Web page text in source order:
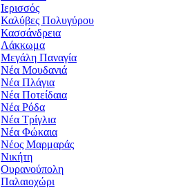
Ιερισσός
Καλύβες Πολυγύρου
Κασσάνδρεια
Λάκκωμα
Μεγάλη Παναγία
Νέα Μουδανιά
Νέα Πλάγια
Νέα Ποτείδαια
Νέα Ρόδα
Νέα Τρίγλια
Νέα Φώκαια
Νέος Μαρμαράς
Νικήτη
Ουρανούπολη
Παλαιοχώρι